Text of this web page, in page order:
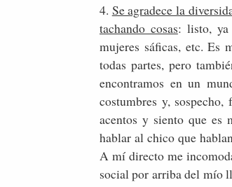
4. Se agradece la
tachando cosas: listo, ya
mujeres sáficas, etc. Es
todas partes, pero
encontramos en un
costumbres y,
acentos y siento que es
hablar al chico que
A mí directo me
social por arriba del mío